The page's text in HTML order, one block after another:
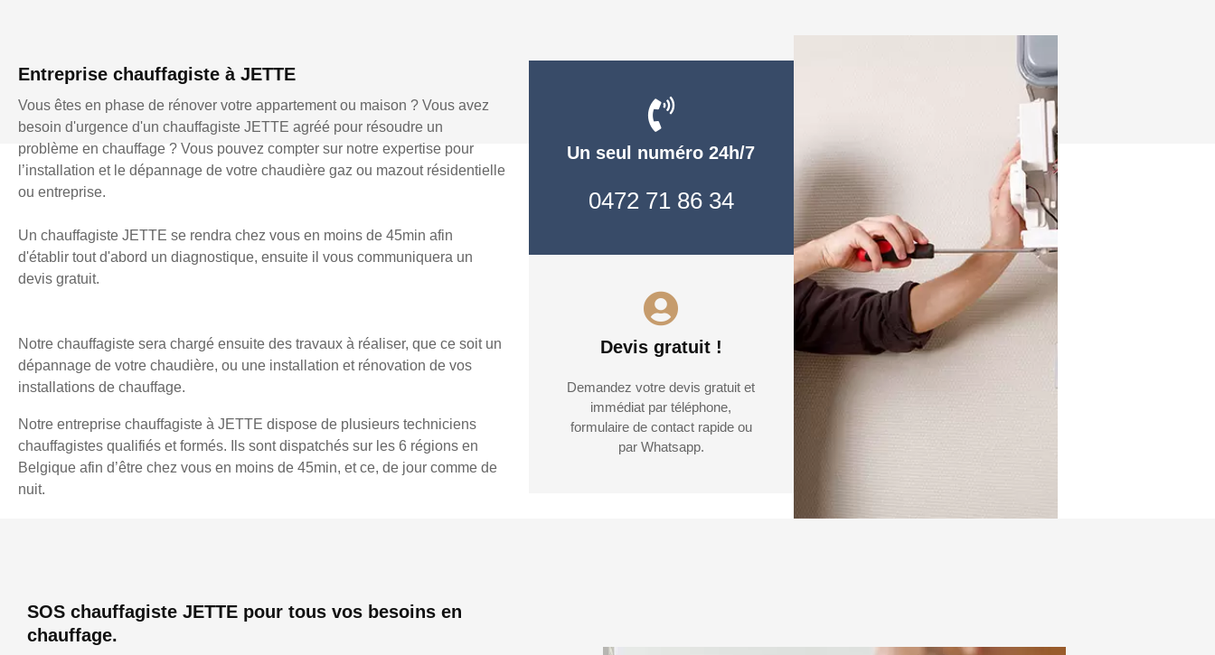
Entreprise chauffagiste à JETTE
Vous êtes en phase de rénover votre appartement ou maison ? Vous avez
besoin d'urgence d'un chauffagiste JETTE agréé pour résoudre un
problème en chauffage ? Vous pouvez compter sur notre expertise pour
l’installation et le dépannage de votre chaudière gaz ou mazout résidentielle
ou entreprise.
Un chauffagiste JETTE se rendra chez vous en moins de 45min afin
d'établir tout d'abord un diagnostique, ensuite il vous communiquera un
devis gratuit.
Notre chauffagiste sera chargé ensuite des travaux à réaliser, que ce soit un
dépannage de votre chaudière, ou une installation et rénovation de vos
installations de chauffage.
Notre entreprise chauffagiste à JETTE dispose de plusieurs techniciens
chauffagistes qualifiés et formés. Ils sont dispatchés sur les 6 régions en
Belgique afin d’être chez vous en moins de 45min, et ce, de jour comme de
nuit.
Un seul numéro 24h/7
0472 71 86 34
Devis gratuit !
Demandez votre devis gratuit et
immédiat par téléphone,
formulaire de contact rapide ou
par Whatsapp.
SOS chauffagiste JETTE pour tous vos besoins en
chauffage.